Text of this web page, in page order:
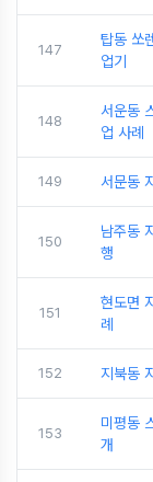
147
탑동 쏘
업기
148
서운동
업 사례
149 서문동
150
남주동
행
151
현도면
례
152 지북동
153
미평동
개